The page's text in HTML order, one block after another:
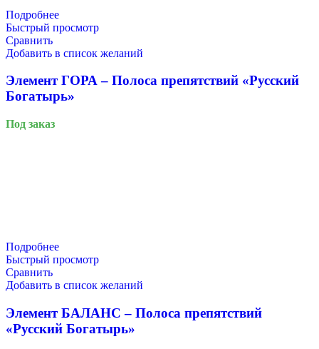
Подробнее
Быстрый просмотр
Сравнить
Добавить в список желаний
Элемент ГОРА – Полоса препятствий «Русский
Богатырь»
Под заказ
Подробнее
Быстрый просмотр
Сравнить
Добавить в список желаний
Элемент БАЛАНС – Полоса препятствий
«Русский Богатырь»